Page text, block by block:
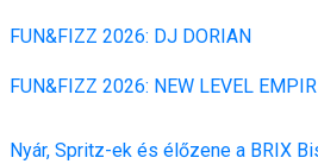
FUN&FIZZ 2026: DJ DORIAN
FUN&FIZZ 2026: NEW LEVEL
Nyár, Spritz-ek és élőzene a BRIX